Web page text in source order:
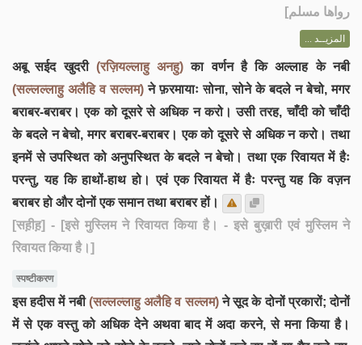
رواها مسلم]
المزيــد ...
अबू सईद खुदरी (रज़ियल्लाहु अनहु) का वर्णन है कि अल्लाह के नबी
(सल्लल्लाहु अलैहि व सल्लम)ने फ़रमायाः सोना, सोने के बदले न बेचो, मगर
बराबर-बराबर। एक को दूसरे से अधिक न करो। उसी तरह, चाँदी को चाँदी
के बदले न बेचो, मगर बराबर-बराबर। एक को दूसरे से अधिक न करो। तथा
इनमें से उपस्थित को अनुपस्थित के बदले न बेचो। तथा एक रिवायत में हैः
परन्तु, यह कि हाथों-हाथ हो। एवं एक रिवायत में हैः परन्तु यह कि वज़न
बराबर हो और दोनों एक समान तथा बराबर हों।
[सह़ीह़] - [इसे मुस्लिम ने रिवायत किया है। - इसे बुख़ारी एवं मुस्लिम ने
रिवायत किया है।]
स्पष्टीकरण
इस हदीस में नबी(सल्लल्लाहु अलैहि व सल्लम)ने सूद के दोनों प्रकारों; दोनों
में से एक वस्तु को अधिक देने अथवा बाद में अदा करने, से मना किया है।